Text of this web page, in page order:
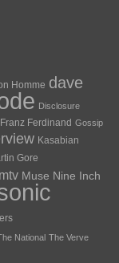
Homme dave
Disclosure
Franz Ferdinand Gossip
Kasabian
Gore
mtv Muse Nine Inch
National The Verve